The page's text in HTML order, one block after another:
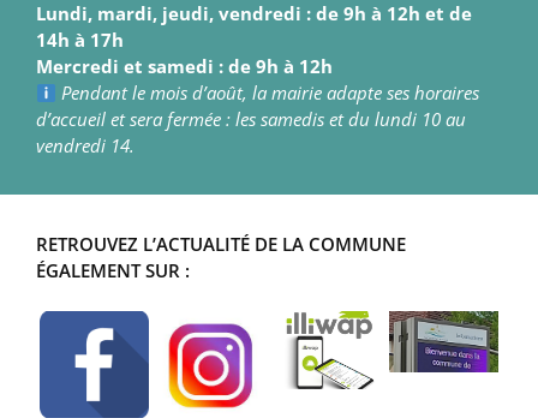
Lundi, mardi, jeudi, vendredi : de 9h à 12h et de
14h à 17h
Mercredi et samedi : de 9h à 12h
Pendant le mois d’août, la mairie adapte ses horaires
d’accueil et sera fermée : les samedis et du lundi 10 au
vendredi 14.
RETROUVEZ L’ACTUALITÉ DE LA COMMUNE
ÉGALEMENT SUR :